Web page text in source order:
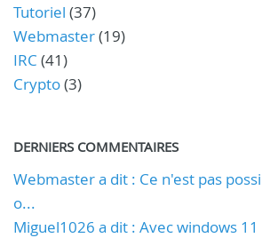
Tutoriel (37)
Webmaster(19)
IRC (41)
Crypto(3)
DERNIERS COMMENTAIRES
Webmaster a dit : Ce n'est pas
o...
Miguel1026 a dit : Avec windows